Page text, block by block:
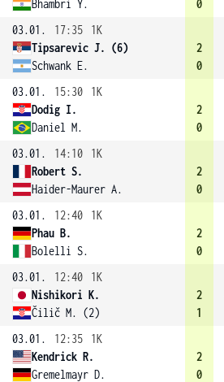
Bhambri Y. 0
03.01.
17:35
1K
Tipsarevic J. (6)
Schwank E.
2
0
03.01.
15:30
1K
Dodig I.
Daniel M.
2
0
03.01.
14:10
1K
Robert S.
Haider-Maurer A.
2
0
03.01.
12:40
1K
Phau B.
Bolelli S.
2
0
03.01.
12:40
1K
Nishikori K.
Čilič M. (2)
2
1
03.01.
12:35
1K
Kendrick R.
Gremelmayr D.
2
0